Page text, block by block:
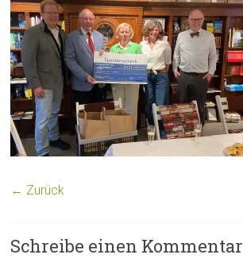
← Zurück
Schreibe einen Kommentar